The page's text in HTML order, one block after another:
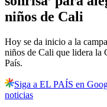
niños de Cali
Hoy se da inicio a la
niños de Cali que lidera
País.
Siga a EL PAÍS en
noticias